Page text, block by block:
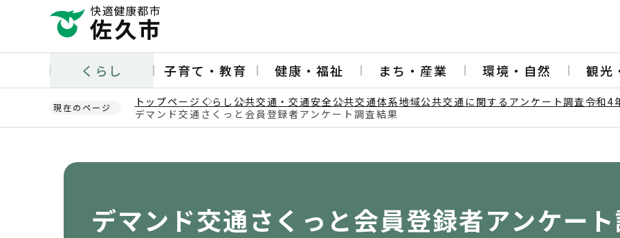
ー
の
頭
くらし 子育て・教育 健康・福祉 まち・産業 環境・自然 観光
現在のページ トップページ くらし 公共交通・交通安全 公共交通体系地域公共交通に関するアンケート調査令和4
デマンド交通さくっと会員登録者アンケート調査結果
デマンド交通さくっと会員登録者アンケー